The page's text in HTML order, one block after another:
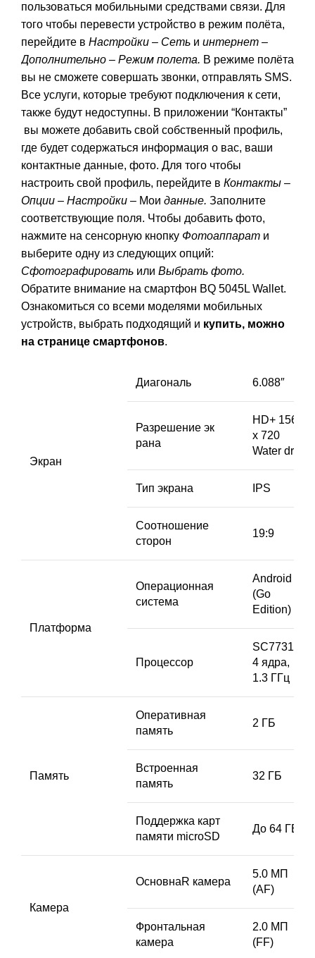
пользоваться мобильными средствами связи. Для
того чтобы перевести устройство в режим полёта,
перейдите в На­стройки – Сеть и интернет –
Дополнительно – Режим полета. В режиме полёта
вы не сможете совершать звонки, отправлять SMS.
Все услу­ги, которые требуют подключения к сети,
также будут недоступны. В приложении “Контакты”
вы можете добавить свой собственный профиль,
где будет содержаться информация о вас, ваши
контактные данные, фото. Для того чтобы
настроить свой профиль, перейдите в Контакты –
Опции – Настройки – Мои данные. Заполните
соответствующие поля. Чтобы добавить фото,
нажмите на сенсорную кнопку Фотоаппарат и
выберите одну из следующих опций:
Сфотографировать или Выбрать фото.
Обратите внимание на смартфон BQ 5045L Wallet.
Ознакомиться со всеми моделями мобильных
устройств, выбрать подходящий и купить, можно
на странице смартфонов.
Экран
Диагональ 6.088″
Разрешение эк
рана
HD+ 1560
х 720
Water drop
Тип экрана IPS
Соотношение
сторон
19:9
Платформа
Операционная
система
Android 11
(Go
Edition)
Процессор
SC7731Е,
4 ядра,
1.3 ГГц
Память
Оперативная
память
2 ГБ
Встроенная
память
32 ГБ
Поддержка карт
памяти microSD
До 64 ГБ
Камера
ОсновнаR камера
5.0 МП
(AF)
Фронтальная
камера
2.0 МП
(FF)